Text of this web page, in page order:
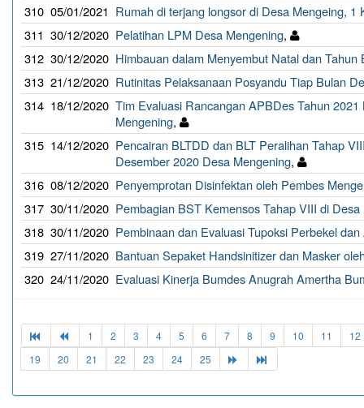
310 05/01/2021 Rumah di terjang longsor di Desa Mengeing, 1
311 30/12/2020 Pelatihan LPM Desa Mengening,
312 30/12/2020 Himbauan dalam Menyembut Natal dan Tahun
313 21/12/2020 Rutinitas Pelaksanaan Posyandu Tiap Bulan
314 18/12/2020 Tim Evaluasi Rancangan APBDes Tahun
Mengening,
315 14/12/2020 Pencairan BLTDD dan BLT Peralihan Tahap
Desember 2020 Desa Mengening,
316 08/12/2020 Penyemprotan Disinfektan oleh Pembes
317 30/11/2020 Pembagian BST Kemensos Tahap VIII di Desa
318 30/11/2020 Pembinaan dan Evaluasi Tupoksi Perbekel
319 27/11/2020 Bantuan Sepaket Handsinitizer dan Masker
320 24/11/2020 Evaluasi Kinerja Bumdes Anugrah Amertha
1 2 3 4 5 6 7 8 9 10 11
12
19
20 21 22 23 24 25